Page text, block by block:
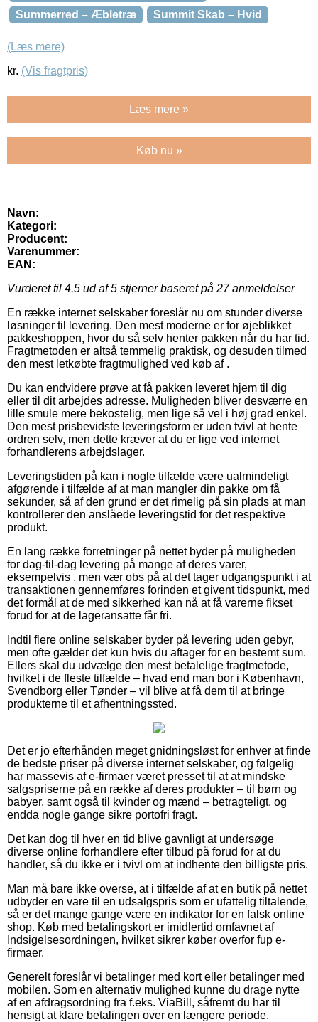
Summerred – Æbletræ
Summit Skab – Hvid
(Læs mere)
kr. (Vis fragtpris)
Læs mere »
Køb nu »
Navn:
Kategori:
Producent:
Varenummer:
EAN:
Vurderet til 4.5 ud af 5 stjerner baseret på 27anmeldelser
En række internet selskaber foreslår nu om stunder diverse
løsninger til levering. Den mest moderne er for øjeblikket
pakkeshoppen, hvor du så selv henter pakken når du har tid.
Fragtmetoden er altså temmelig praktisk, og desuden tilmed
den mest letkøbte fragtmulighed ved køb af .
Du kan endvidere prøve at få pakken leveret hjem til dig
eller til dit arbejdes adresse. Muligheden bliver desværre en
lille smule mere bekostelig, men lige så vel i høj grad enkel.
Den mest prisbevidste leveringsform er uden tvivl at hente
ordren selv, men dette kræver at du er lige ved internet
forhandlerens arbejdslager.
Leveringstiden på kan i nogle tilfælde være ualmindeligt
afgørende i tilfælde af at man mangler din pakke om få
sekunder, så af den grund er det rimelig på sin plads at man
kontrollerer den anslåede leveringstid for det respektive
produkt.
En lang række forretninger på nettet byder på muligheden
for dag-til-dag levering på mange af deres varer,
eksempelvis , men vær obs på at det tager udgangspunkt i at
transaktionen gennemføres forinden et givent tidspunkt, med
det formål at de med sikkerhed kan nå at få varerne fikset
forud for at de lageransatte får fri.
Indtil flere online selskaber byder på levering uden gebyr,
men ofte gælder det kun hvis du aftager for en bestemt sum.
Ellers skal du udvælge den mest betalelige fragtmetode,
hvilket i de fleste tilfælde – hvad end man bor i København,
Svendborg eller Tønder – vil blive at få dem til at bringe
produkterne til et afhentningssted.
Det er jo efterhånden meget gnidningsløst for enhver at finde
de bedste priser på diverse internet selskaber, og følgelig
har massevis af e-firmaer været presset til at at mindske
salgspriserne på en række af deres produkter – til børn og
babyer, samt også til kvinder og mænd – betragteligt, og
endda nogle gange sikre portofri fragt.
Det kan dog til hver en tid blive gavnligt at undersøge
diverse online forhandlere efter tilbud på forud for at du
handler, så du ikke er i tvivl om at indhente den billigste pris.
Man må bare ikke overse, at i tilfælde af at en butik på nettet
udbyder en vare til en udsalgspris som er ufattelig tiltalende,
så er det mange gange være en indikator for en falsk online
shop. Køb med betalingskort er imidlertid omfavnet af
Indsigelsesordningen, hvilket sikrer køber overfor fup e-
firmaer.
Generelt foreslår vi betalinger med kort eller betalinger med
mobilen. Som en alternativ mulighed kunne du drage nytte
af en afdragsordning fra f.eks. ViaBill, såfremt du har til
hensigt at klare betalingen over en længere periode.